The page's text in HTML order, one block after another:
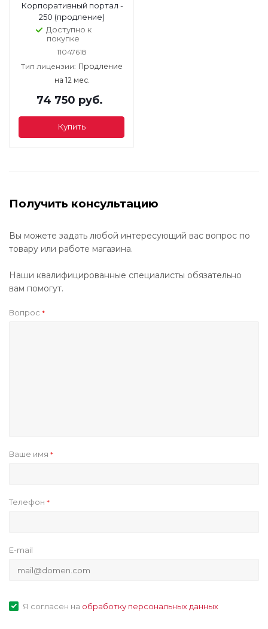
Корпоративный портал -
250 (продление)
Доступно к
покупке
11047618
Тип лицензии: Продление
на 12 мес.
74 750 руб.
Купить
Получить консультацию
Вы можете задать любой интересующий вас вопрос по
товару или работе магазина.
Наши квалифицированные специалисты обязательно
вам помогут.
Вопрос *
Ваше имя *
Телефон *
E-mail
Я согласен на обработку персональных данных